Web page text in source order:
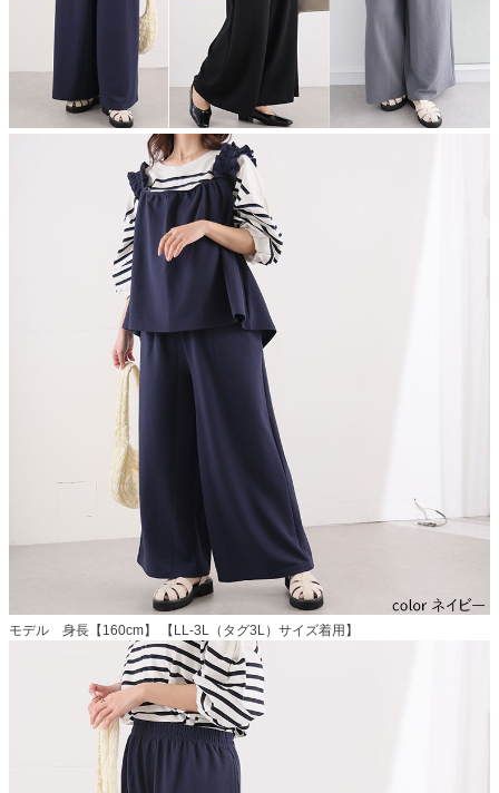
モデル 身長【160cm】 【LL-3L（タグ3L）サイズ着用】